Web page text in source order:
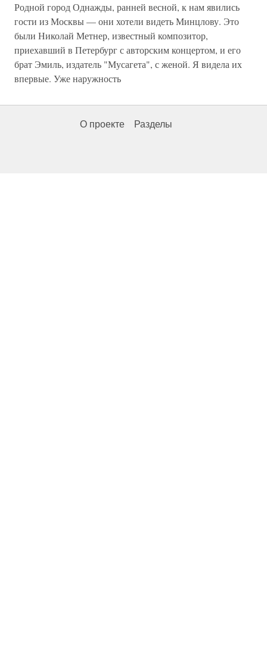
Родной город Однажды, ранней весной, к нам явились
гости из Москвы — они хотели видеть Минцлову. Это
были Николай Метнер, известный композитор,
приехавший в Петербург с авторским концертом, и его
брат Эмиль, издатель "Мусагета", с женой. Я видела их
впервые. Уже наружность
О проекте Разделы